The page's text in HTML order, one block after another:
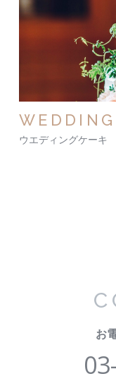
ウエディングケーキ
お